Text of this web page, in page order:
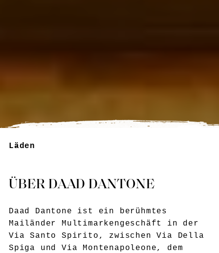
Läden
ÜBER DAAD DANTONE
Daad Dantone ist ein berühmtes
Mailänder Multimarkengeschäft in der
Via Santo Spirito, zwischen Via Della
Spiga und Via Montenapoleone, dem